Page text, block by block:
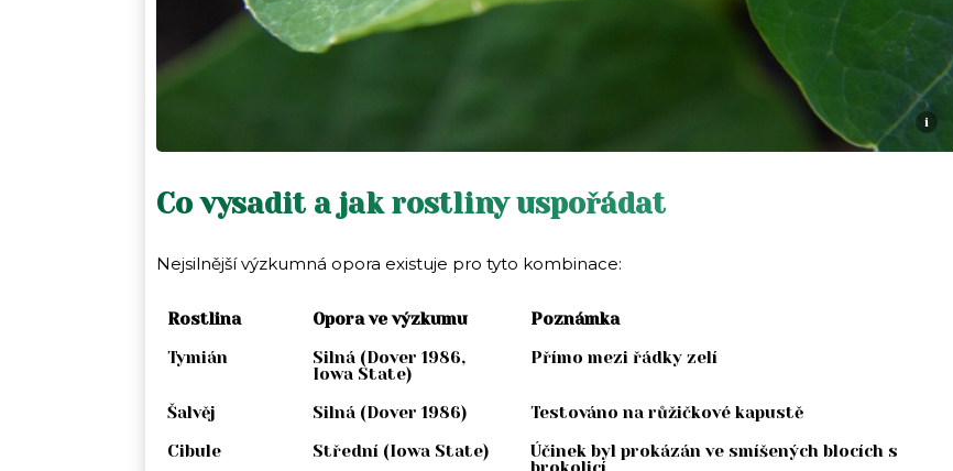
i
Co vysadit a jak rostliny uspořádat
Nejsilnější výzkumná opora existuje pro tyto kombinace:
Rostlina Opora ve výzkumu
Poznámka
Tymián
Silná (Dover 1986,
Iowa State)
Přímo mezi řádky zelí
Šalvěj Silná (Dover 1986)
Testováno na růžičkové kapustě
Cibule
Střední (Iowa State)
Účinek byl prokázán ve smíšených blocích s